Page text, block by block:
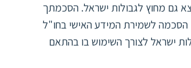
גם מחוץ לגבולות ישראל. הסכמתך
הסכמה לשמירת המידע האישי בחו"ל
ישראל לצורך השימוש בו בהתאם